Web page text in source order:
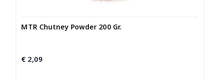
MTR Chutney Powder 200 Gr.
€ 2,09